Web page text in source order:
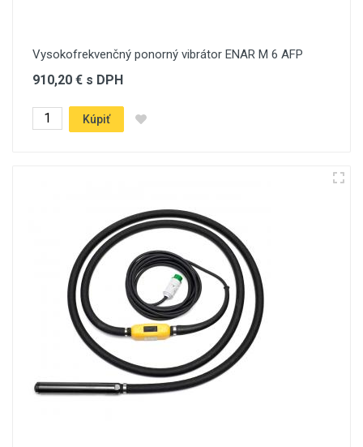
Vysokofrekvenčný ponorný vibrátor ENAR M 6 AFP
910,20 € s DPH
Kúpiť